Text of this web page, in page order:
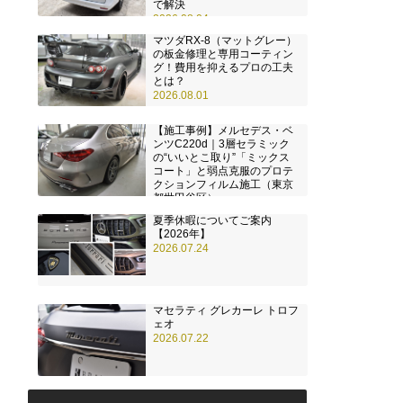
で解決
2026.08.04
マツダRX-8（マットグレー）
の板金修理と専用コーティン
グ！費用を抑えるプロの工夫
とは？
2026.08.01
【施工事例】メルセデス・ベ
ンツC220d｜3層セラミック
の“いいとこ取り”「ミックス
コート」と弱点克服のプロテ
クションフィルム施工（東京
都世田谷区）
夏季休暇についてご案内
【2026年】
2026.07.24
マセラティ グレカーレ トロフ
ェオ
2026.07.22